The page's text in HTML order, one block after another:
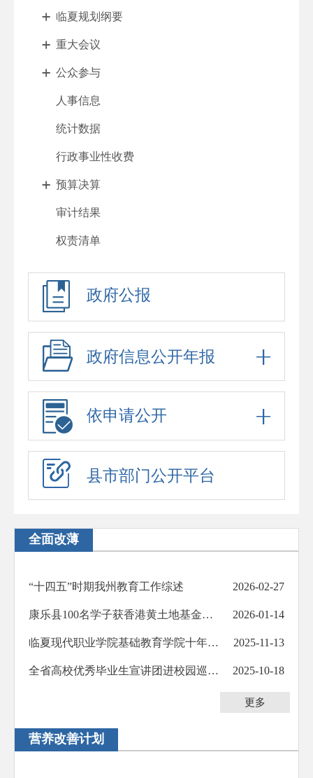
临夏规划纲要
重大会议
公众参与
人事信息
统计数据
行政事业性收费
预算决算
审计结果
权责清单
处罚强制
重大项目
政府采购
重大民生信息
招考录用
应急预案
应急演练
法治政府建设年度报告
助企纾困
政府公报
政府信息公开年报
依申请公开
县市部门公开平台
全面改薄
“十四五”时期我州教育工作综述 2026-02-27
康乐县100名学子获香港黄土地基金助学金 2026-01-14
临夏现代职业学院基础教育学院十年发展纪实 2025-11-13
全省高校优秀毕业生宣讲团进校园巡讲活动走进我州 2025-10-18
更多
营养改善计划